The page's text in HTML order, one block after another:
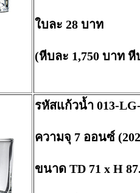
ใบละ 28 บาท
(หีบละ 1,750 บาท หี
รหัสแก้วน้ำ 013-
ความจุ 7 ออนซ์
ขนาด TD 71 x H